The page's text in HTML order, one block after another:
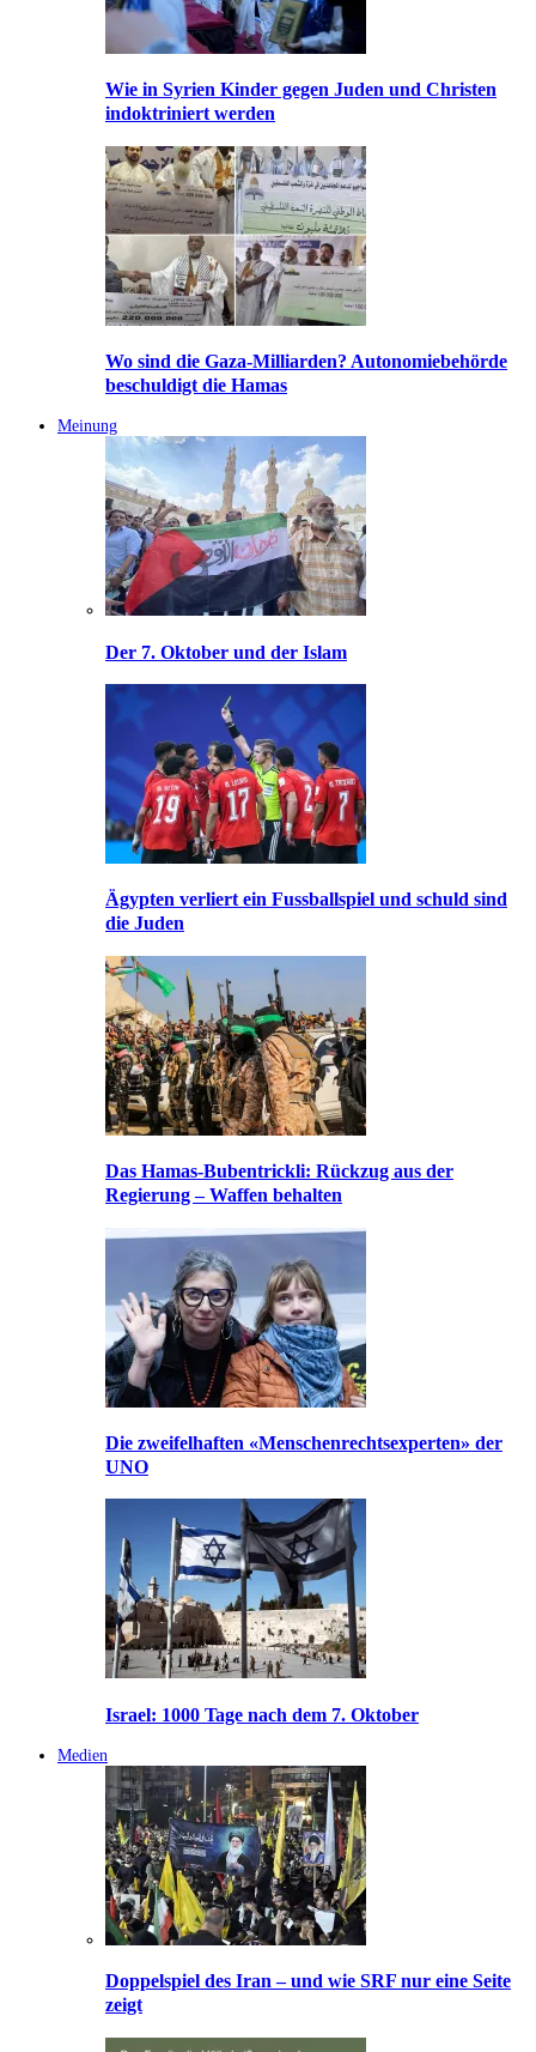
Wie in Syrien Kinder gegen Juden und Christen
indoktriniert werden
Wo sind die Gaza-Milliarden? Autonomiebehörde
beschuldigt die Hamas
Meinung
Der 7. Oktober und der Islam
Ägypten verliert ein Fussballspiel und schuld sind
die Juden
Das Hamas-Bubentrickli: Rückzug aus der
Regierung – Waffen behalten
Die zweifelhaften «Menschenrechtsexperten» der
UNO
Israel: 1000 Tage nach dem 7. Oktober
Medien
Doppelspiel des Iran – und wie SRF nur eine Seite
zeigt